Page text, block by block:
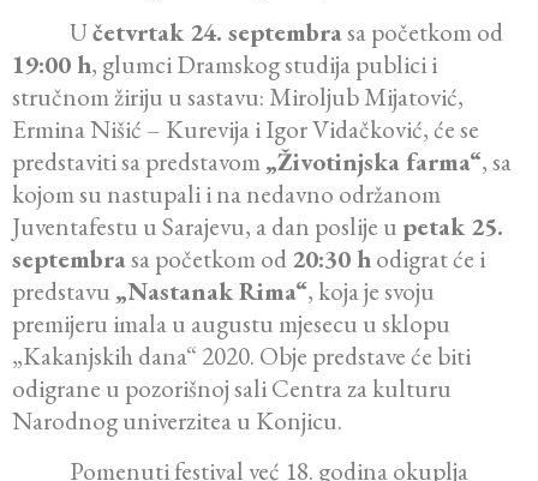
Učetvrtak 24. septembrasa početkom od
19:00 h, glumci Dramskog studija publici i
stručnom žiriju u sastavu: Miroljub Mijatović,
Ermina Nišić – Kurevija i Igor Vidačković, će se
predstaviti sa predstavom„Životinjska farma“, sa
kojom su nastupali i na nedavno održanom
Juventafestu u Sarajevu, a dan poslije u petak 25.
septembrasa početkom od20:30 hodigrat će i
predstavu „Nastanak Rima“, koja je svoju
premijeru imala u augustu mjesecu u sklopu
„Kakanjskih dana“ 2020. Obje predstave će biti
odigrane u pozorišnoj sali Centra za kulturu
Narodnog univerzitea u Konjicu.
Pomenuti festival već 18. godina okuplja